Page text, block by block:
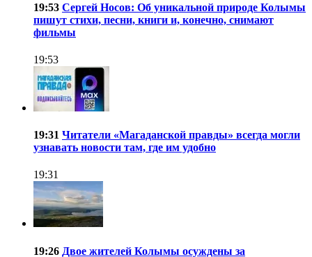
19:53 Сергей Носов: Об уникальной природе Колымы
пишут стихи, песни, книги и, конечно, снимают
фильмы
19:53
19:31 Читатели «Магаданской правды» всегда могли
узнавать новости там, где им удобно
19:31
19:26 Двое жителей Колымы осуждены за